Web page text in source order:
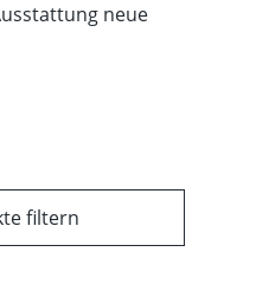
neue
filtern